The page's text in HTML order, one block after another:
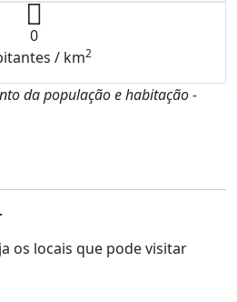
0
/ km2
da população e habitação -
os locais que pode visitar